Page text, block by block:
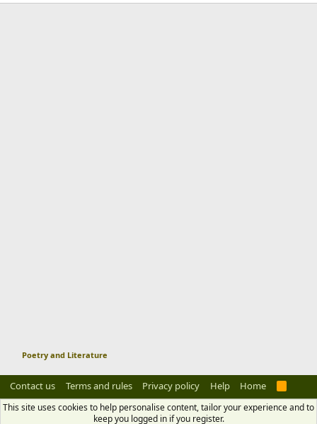
Poetry and Literature
Contact us Terms and rules Privacy policy Help Home
R
S
This site uses cookies to help personalise content, tailor your experience and to
keep you logged in if you register.